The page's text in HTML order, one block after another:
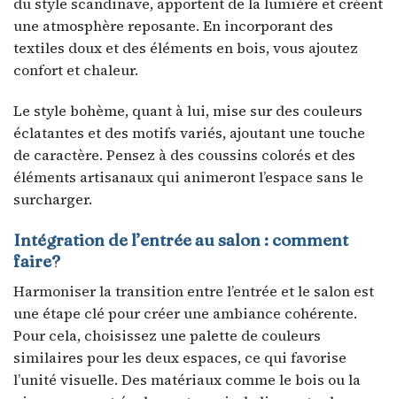
une atmosphère reposante. En incorporant des
textiles doux et des éléments en bois, vous ajoutez
confort et chaleur.
Le style bohème, quant à lui, mise sur des couleurs
éclatantes et des motifs variés, ajoutant une touche
de caractère. Pensez à des coussins colorés et des
éléments artisanaux qui animeront l’espace sans le
surcharger.
Intégration de l’entrée au salon : comment
faire?
Harmoniser la transition entre l’entrée et le salon est
une étape clé pour créer une ambiance cohérente.
Pour cela, choisissez une palette de couleurs
similaires pour les deux espaces, ce qui favorise
l’unité visuelle. Des matériaux comme le bois ou la